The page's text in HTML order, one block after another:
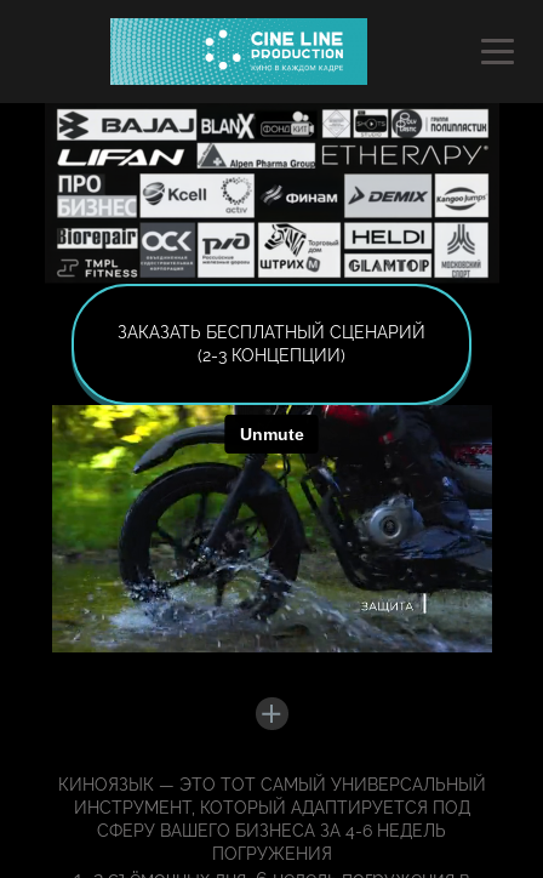
ЗАКАЗАТЬ БЕСПЛАТНЫЙ СЦЕНАРИЙ
(2-3 КОНЦЕПЦИИ)
КИНОЯЗЫК — ЭТО ТОТ САМЫЙ УНИВЕРСАЛЬНЫЙ
ИНСТРУМЕНТ, КОТОРЫЙ АДАПТИРУЕТСЯ ПОД
СФЕРУ ВАШЕГО БИЗНЕСА ЗА 4-6 НЕДЕЛЬ
ПОГРУЖЕНИЯ